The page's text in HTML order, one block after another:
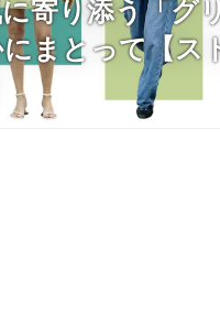
寄り添う「グ
まとって【ス